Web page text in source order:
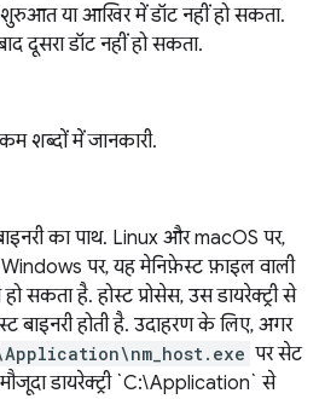
या आखिर में डॉट नहीं हो सकता.
दूसरा डॉट नहीं हो सकता.
शब्दों में जानकारी.
का पाथ. Linux और macOS पर,
Windows पर, यह मेनिफ़ेस्ट फ़ाइल वाली
सकता है. होस्ट प्रोसेस, उस डायरेक्ट्री से
बाइनरी होती है. उदाहरण के लिए, अगर
पर सेट
डायरेक्ट्री `C:\Application` से